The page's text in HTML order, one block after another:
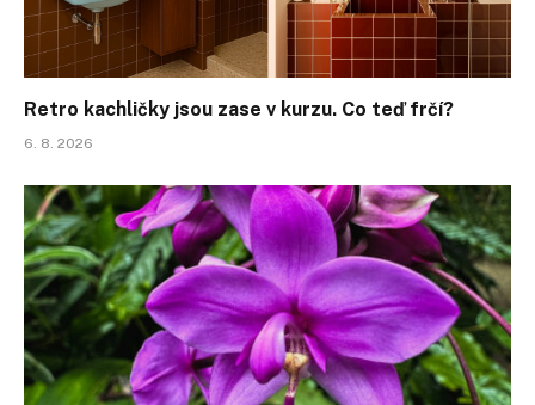
Retro kachličky jsou zase v kurzu. Co teď frčí?
6. 8. 2026